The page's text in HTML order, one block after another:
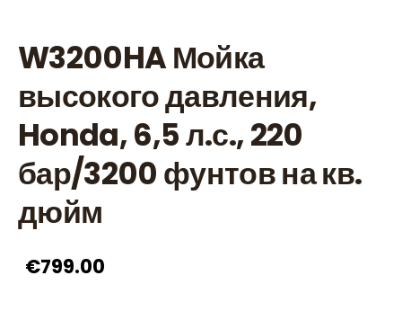
W3200HA Мойка
высокого давления,
Honda, 6,5 л.с., 220
бар/3200 фунтов на кв.
дюйм
€799.00